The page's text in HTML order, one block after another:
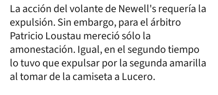
La acción del volante de Newell's requería la
expulsión. Sin embargo, para el árbitro
Patricio Loustau mereció sólo la
amonestación. Igual, en el segundo tiempo
lo tuvo que expulsar por la segunda amarilla
al tomar de la camiseta a Lucero.